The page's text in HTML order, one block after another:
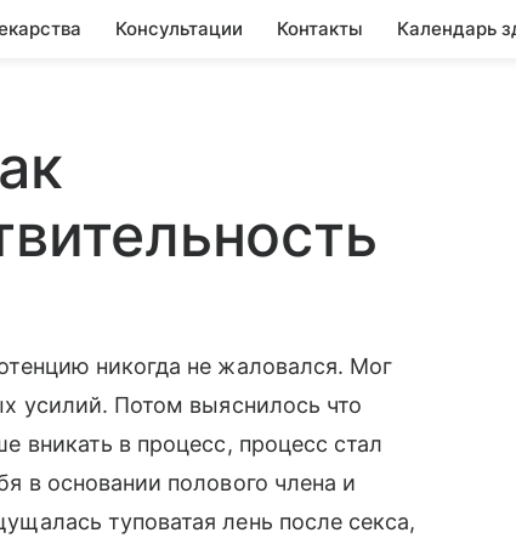
Консультации Контакты Календарь
никогда не жаловался. Мог
усилий. Потом выяснилось что
вникать в процесс, процесс стал
в основании полового члена и
туповатая лень после секса,